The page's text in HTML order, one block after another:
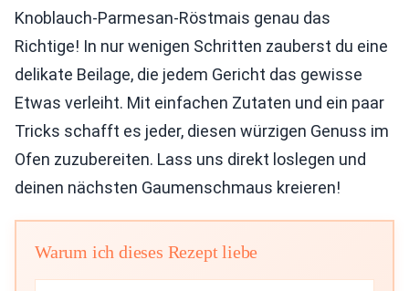
Knoblauch-Parmesan-Röstmais genau das
Richtige! In nur wenigen Schritten zauberst du eine
delikate Beilage, die jedem Gericht das gewisse
Etwas verleiht. Mit einfachen Zutaten und ein paar
Tricks schafft es jeder, diesen würzigen Genuss im
Ofen zuzubereiten. Lass uns direkt loslegen und
deinen nächsten Gaumenschmaus kreieren!
Warum ich dieses Rezept liebe